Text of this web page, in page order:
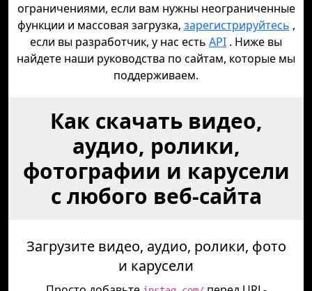
ограничениями, если вам нужны неограниченные
функции и массовая загрузка, зарегистрируйтесь ,
если вы разработчик, у нас есть API . Ниже вы
найдете наши руководства по сайтам, которые мы
поддерживаем.
Как скачать видео,
аудио, ролики,
фотографии и карусели
с любого веб-сайта
Загрузите видео, аудио, ролики, фото
и карусели